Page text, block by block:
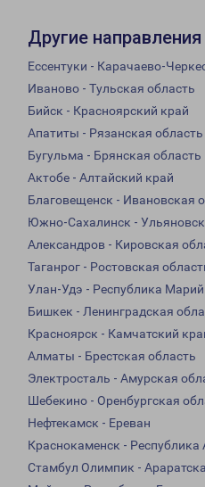
Другие направления
Ессентуки - Карачаево-
Иваново - Тульская область
Бийск - Красноярский край
Апатиты - Рязанская область
Бугульма - Брянская область
Актобе - Алтайский край
Благовещенск - Ивановская
Южно-Сахалинск -
Александров - Кировская
Таганрог - Ростовская
Улан-Удэ - Республика
Бишкек - Ленинградская
Красноярск - Камчатский
Алматы - Брестская область
Электросталь - Амурская
Шебекино - Оренбургская
Нефтекамск - Ереван
Краснокаменск - Республика
Стамбул Олимпик -